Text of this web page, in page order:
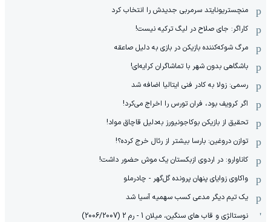
منچستریونایتد سرمربی جدیدش را انتخاب کرد
کاراگر: جای صلاح در لیگ ترکیه نیست!
مرگ شوکه‌کننده بازیکن در بازی به دلیل صاعقه
باشگاهی بدون شهر با تماشاگران کرایه‌ای!
رسمی: زولا به کادر فنی ایتالیا اضافه شد
اگر کرویف بود، فران تورس را اخراج می‌کرد!
تحقیق از بازیکن بوکاجونیورز به‌دلیل قاچاق مواد!
توازن دروغین: بارسا بیشتر از رئال خرج کرده؟!
کاناوارو: در اردوی ازبکستان یک موش حضور داشت!
واکاوی زوایای پنهان پرونده گل‌گهر - چادرملو
یک تیم دیگر مدعی کسب سهمیه آسیا شد
نوستالژی و قاب های سنگین، میلان 1 - رم 2 (2006/2007)